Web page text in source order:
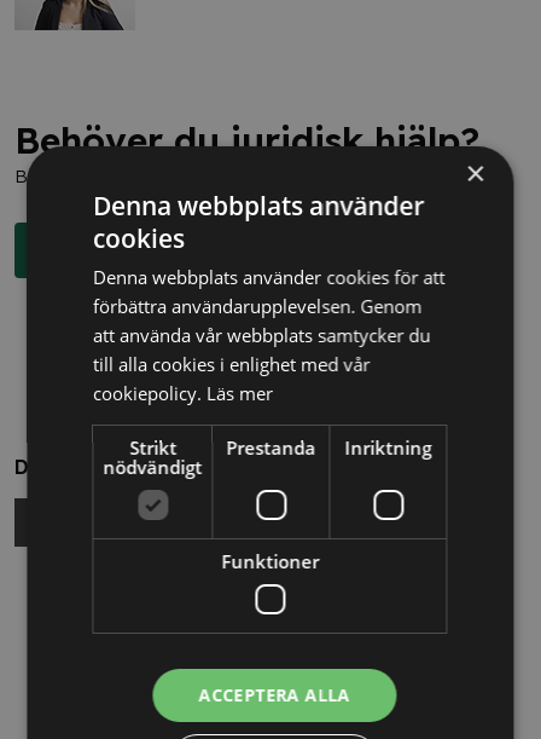
Behöver du juridisk hjälp?
Boka en kostnadsfri konsultation direkt via knappen nedan.
Boka rådgivning
Dela
Nya Världsbanksregler öppnar för
×
Denna webbplats använder
cookies
Denna webbplats använder cookies för att
förbättra användarupplevelsen. Genom
att använda vår webbplats samtycker du
till alla cookies i enlighet med vår
cookiepolicy. Läs mer
Strikt
nödvändigt
Prestanda Inriktning
Funktioner
ACCEPTERA ALLA